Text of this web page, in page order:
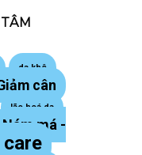
da khô
cân
lão hoá da
Nám má -
care